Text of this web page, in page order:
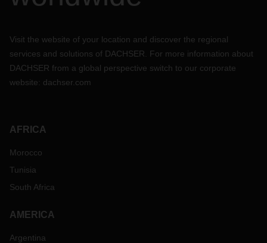
Visit the website of your location and discover the regional
services and solutions of DACHSER. For more information about
DACHSER from a global perspective switch to our corporate
website: dachser.com
AFRICA
Morocco
Tunisia
South Africa
AMERICA
Argentina